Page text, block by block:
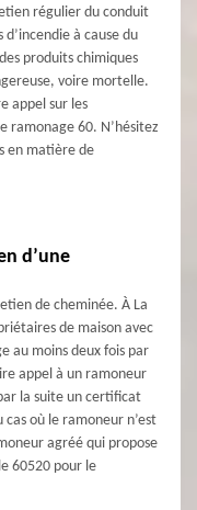
régulier du conduit
à cause du
produits chimiques
voire mortelle.
appel sur les
ramonage 60. N’hésitez
en matière de
d’une
de cheminée. À La
de maison avec
au moins deux fois par
appel à un ramoneur
la suite un certificat
où le ramoneur n’est
agréé qui propose
60520 pour le